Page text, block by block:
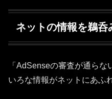
ネットの情報を鵜呑
「AdSenseの審査が通ら
いろな情報がネットにあふ